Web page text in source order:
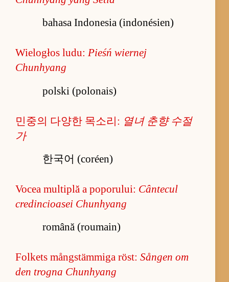
bahasa Indonesia (indonésien)
Wielogłos ludu: Pieśń wiernej
Chunhyang
polski (polonais)
민중의 다양한 목소리: 열녀 춘향 수절
가
한국어 (coréen)
Vocea multiplă a poporului: Cântecul
credincioasei Chunhyang
română (roumain)
Folkets mångstämmiga röst: Sången om
den trogna Chunhyang